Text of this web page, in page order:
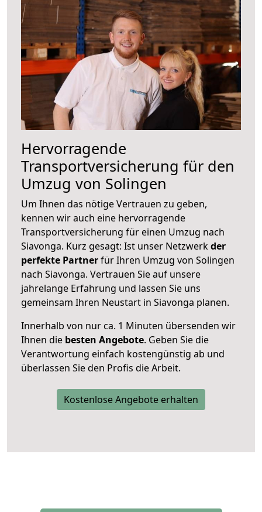
Hervorragende
Transportversicherung für den
Umzug von Solingen
Um Ihnen das nötige Vertrauen zu geben,
kennen wir auch eine hervorragende
Transportversicherung für einen Umzug nach
Siavonga. Kurz gesagt: Ist unser Netzwerkder
perfekte Partnerfür Ihren Umzug von Solingen
nach Siavonga. Vertrauen Sie auf unsere
jahrelange Erfahrung und lassen Sie uns
gemeinsam Ihren Neustart in Siavonga planen.
Innerhalb von nur ca. 1 Minuten übersenden wir
Ihnen die besten Angebote. Geben Sie die
Verantwortung einfach kostengünstig ab und
überlassen Sie den Profis die Arbeit.
Kostenlose Angebote erhalten